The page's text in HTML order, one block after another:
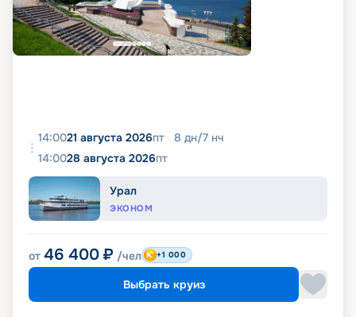
14:0021 августа 2026пт 8 дн/7 нч
14:0028 августа 2026пт
Урал
ЭКОНОМ
от 46 400 ₽ /чел +1 000
Выбрать круиз